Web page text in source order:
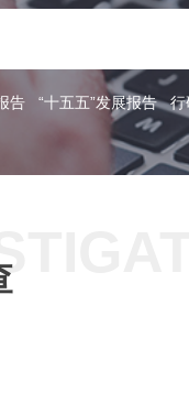
告 “十五五”发展报告 行